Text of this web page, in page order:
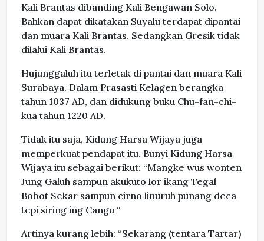
Kali Brantas dibanding Kali Bengawan Solo.
Bahkan dapat dikatakan Suyalu terdapat dipantai
dan muara Kali Brantas. Sedangkan Gresik tidak
dilalui Kali Brantas.
Hujunggaluh itu terletak di pantai dan muara Kali
Surabaya. Dalam Prasasti Kelagen berangka
tahun 1037 AD, dan didukung buku Chu-fan-chi-
kua tahun 1220 AD.
Tidak itu saja, Kidung Harsa Wijaya juga
memperkuat pendapat itu. Bunyi Kidung Harsa
Wijaya itu sebagai berikut: “Mangke wus wonten
Jung Galuh sampun akukuto lor ikang Tegal
Bobot Sekar sampun cirno linuruh punang deca
tepi siring ing Cangu “
Artinya kurang lebih: “Sekarang (tentara Tartar)